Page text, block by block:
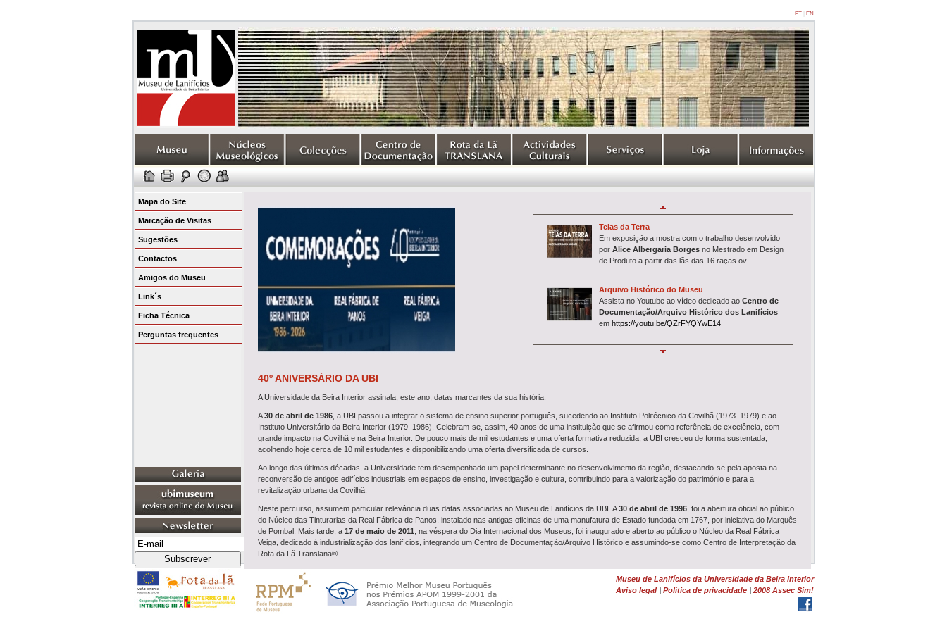
PT| EN
Mapa do Site
Marcação de Visitas
Sugestões
Contactos
Amigos do Museu
Link´s
Ficha Técnica
Perguntas frequentes
Teias da Terra
Em exposição a mostra com o trabalho desenvolvido
por Alice Albergaria Borgesno Mestrado em Design
de Produto a partir das lãs das 16 raças ov...
Arquivo Histórico do Museu
Assista no Youtube ao vídeo dedicado ao Centro de
Documentação/Arquivo Histórico dos Lanifícios
em https://youtu.be/QZrFYQYwE14
Histórias Tecidas
Guia Multimedia
A partir deste mês, disponibilizamos o acesso ao novo
Guia Multimédia. Acessível por QR Code, esta App permite uma
Turismo Industrial
De terça a sábado, das 10h-13h e 14h30-18h, o
Visita Guiada (RTP2)
Reveja o episódio nº 26 da Visita Guiadasobre a
Covilhã, com a investigadora Elisa Calado Pinheiro, na RTP Play,
Concurso
Entre9 e 22 de julhodecorre o concurso
40º ANIVERSÁRIO DA UBI
A Universidade da Beira Interior assinala, este ano, datas marcantes da sua história.
A30 de abril de 1986, a UBI passou a integrar o sistema de ensino superior português, sucedendo ao Instituto Politécnico da Covilhã (1973–1979) e ao
Instituto Universitário da Beira Interior (1979–1986). Celebram-se, assim, 40 anos de uma instituição que se afirmou como referência de excelência, com
grande impacto na Covilhã e na Beira Interior. De pouco mais de mil estudantes e uma oferta formativa reduzida, a UBI cresceu de forma sustentada,
acolhendo hoje cerca de 10 mil estudantes e disponibilizando uma oferta diversificada de cursos.
Ao longo das últimas décadas, a Universidade tem desempenhado um papel determinante no desenvolvimento da região, destacando-se pela aposta na
reconversão de antigos edifícios industriais em espaços de ensino, investigação e cultura, contribuindo para a valorização do património e para a
revitalização urbana da Covilhã.
Neste percurso, assumem particular relevância duas datas associadas ao Museu de Lanifícios da UBI. A30 de abril de 1996, foi a abertura oficial ao público
do Núcleo das Tinturarias da Real Fábrica de Panos, instalado nas antigas oficinas de uma manufatura de Estado fundada em 1767, por iniciativa do Marquês
de Pombal. Mais tarde, a 17 de maio de 2011 , na véspera do Dia Internacional dos Museus, foi inaugurado e aberto ao público o Núcleo da Real Fábrica
Veiga, dedicado à industrialização dos lanifícios, integrando um Centro de Documentação/Arquivo Histórico e assumindo-se como Centro de Interpretação da
Rota da Lã Translana®.
A evocação destas datas sublinha o percurso de crescimento e afirmação da Universidade da Beira Interior, bem como o seu compromisso com a
preservação da memória e a valorização do património, projetando-o no presente e no futuro.
Parabéns à UBI e a toda a sua comunidade académica!
Museu de Lanifícios da Universidade da Beira Interior
Aviso legal | Política de privacidade | 2008 Assec Sim!